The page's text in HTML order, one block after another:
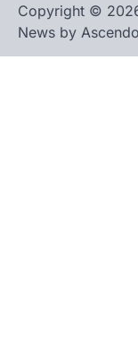
Copyright ©
News by